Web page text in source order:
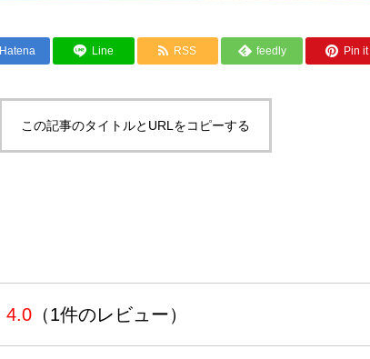
Hatena Line RSS feedly Pin it
この記事のタイトルとURLをコピーする
4.0 （1件のレビュー）